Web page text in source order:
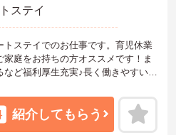
ステイ
ステイでのお仕事です。育児休業
庭をお持ちの方オススメです！ま
ど福利厚生充実♪長く働きやすい環
ご相談ください！
紹介してもらう